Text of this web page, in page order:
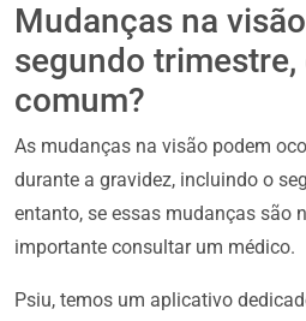
Mudanças na
segundo trimestre,
comum?
As mudanças na visão podem
durante a gravidez, incluindo o
entanto, se essas mudanças são
importante consultar um médico.
Psiu, temos um aplicativo